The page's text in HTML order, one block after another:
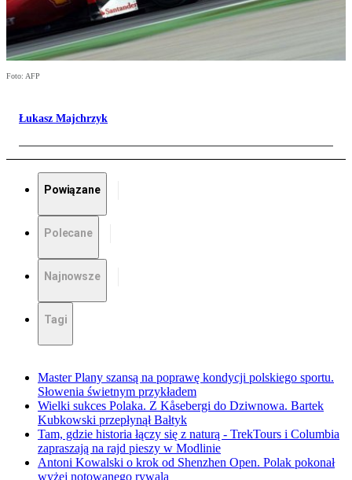
Foto: AFP
Łukasz Majchrzyk
Powiązane
Polecane
Najnowsze
Tagi
Master Plany szansą na poprawę kondycji polskiego sportu.
Słowenia świetnym przykładem
Wielki sukces Polaka. Z Kåsebergi do Dziwnowa. Bartek
Kubkowski przepłynął Bałtyk
Tam, gdzie historia łączy się z naturą - TrekTours i Columbia
zapraszają na rajd pieszy w Modlinie
Antoni Kowalski o krok od Shenzhen Open. Polak pokonał
wyżej notowanego rywala